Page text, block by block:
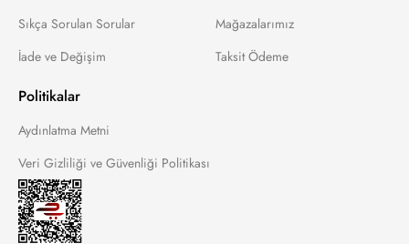
Sıkça Sorulan Sorular
İade ve Değişim
Mağazalarımız
Taksit Ödeme
Politikalar
Aydınlatma Metni
Veri Gizliliği ve Güvenliği Politikası